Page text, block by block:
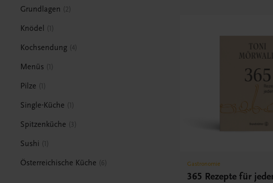
Grundlagen 2
Knödel 1
Kochsendung 4
Menüs 1
Pilze 1
Single-Küche 1
Spitzenküche 3
Sushi 1
Österreichische Küche 6 Gastronomie
365 Rezepte für